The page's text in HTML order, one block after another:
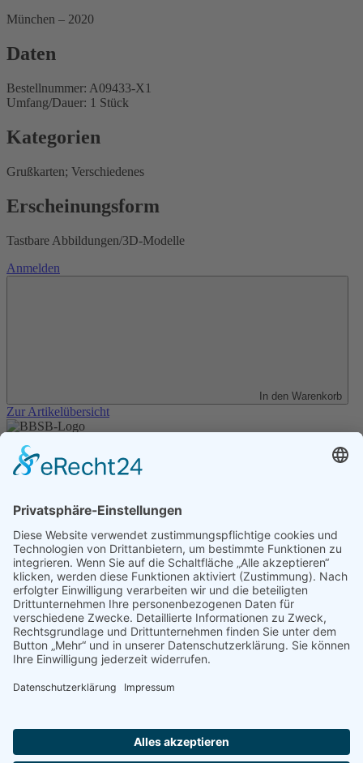
München – 2020
Daten
Bestellnummer: A09433-X1
Umfang/Dauer: 1 Stück
Kategorien
Grußkarten; Verschiedenes
Erscheinungsform
Tastbare Abbildungen/3D-Modelle
Anmelden
In den Warenkorb
Zur Artikelübersicht
Unser Angebot
Shop
Datenschutz
Kontakt
Transparenzerklärung
BBSB-Inform: täglich aktualisierte Infos
für sehbehinderte und blinde Menschen
Anmeldung Newsletter BBSB-Inform
Unser Newsletter für Unterstützer